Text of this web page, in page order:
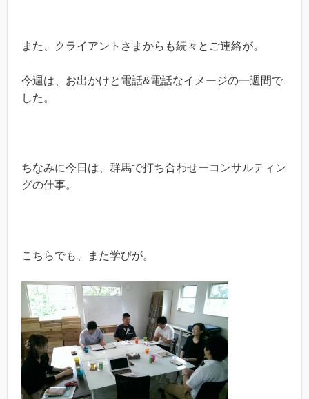
また、クライアントさまからも続々とご連絡が。
今週は、お出かけと電話&電話なイメージの一週間で
した。
ちなみに今日は、群馬で打ち合わせーコンサルティン
グの仕事。
こちらでも、また学びが。